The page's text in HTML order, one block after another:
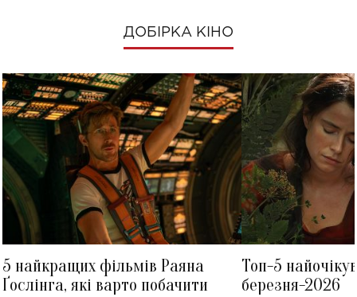
ДОБІРКА КІНО
5 найкращих фільмів Раяна
Ґослінга, які варто побачити
Топ-5
березня-2026